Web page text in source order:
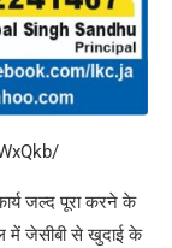
जल्द पूरा करने के
में जेसीबी से खुदाई के